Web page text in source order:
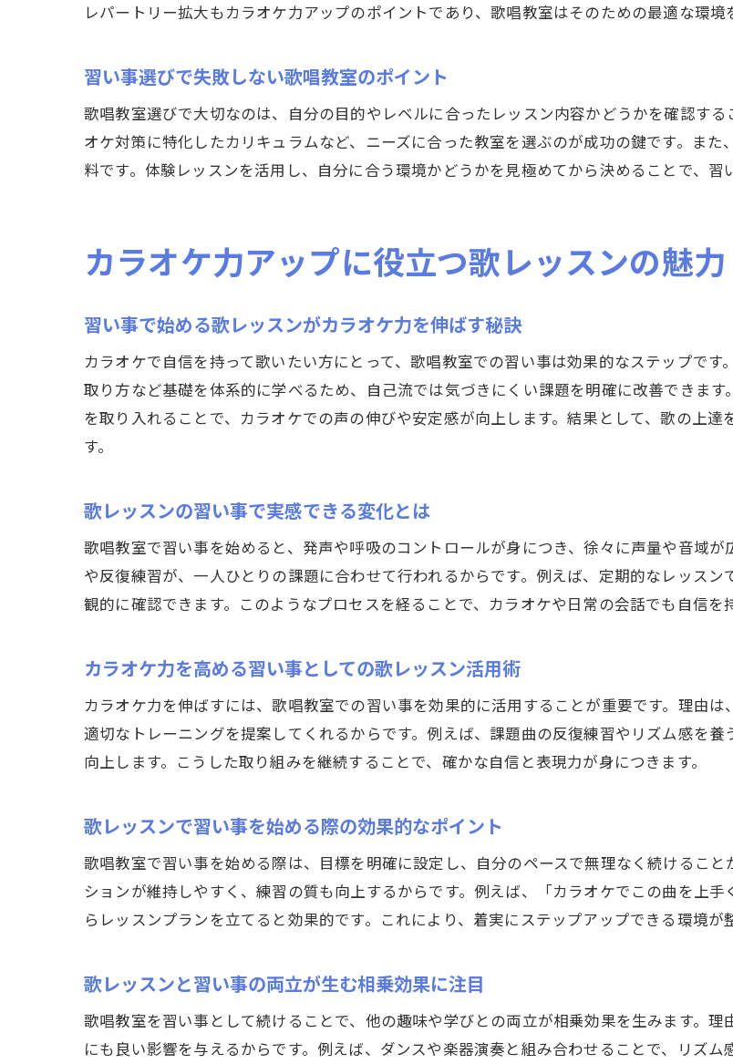
自分らしさを大切にする習い事のレッス
歌唱教室と習い事で叶える理想の自分探し
声の出し方教室で学ぶ発声と呼吸の基本
習い事で身につく発声と呼吸の基礎テク
呼吸法を習得できる歌唱教室の習い事メ
歌唱教室と習い事の発声トレーニング実
大人のためのボーカルレッスン活用法を解説
習い事として始める大人向けボーカルレ
大人が習い事で楽しむボーカルレッスン
ボーカルレッスン習い事で大人が学ぶ実
継続したレッスンで実感できる歌唱力向上の
習い事の継続が歌唱力向上へ導くポイン
歌唱力アップには習い事の継続が大切な
歌唱レッスン習い事で実感する成長の瞬
習い事で歌唱力が上達しやすいレッスン
歌唱教室の習い事でモチベーションを保
レパートリー拡大もカラオケ力アップのポイントであり、歌唱教室はそのための最適な環境
習い事選びで失敗しない歌唱教室のポイント
歌唱教室選びで大切なのは、自分の目的やレベルに合ったレッスン内容かどうかを確認す
オケ対策に特化したカリキュラムなど、ニーズに合った教室を選ぶのが成功の鍵です。ま
料です。体験レッスンを活用し、自分に合う環境かどうかを見極めてから決めることで、習
カラオケ力アップに役立つ歌レッスンの魅力
習い事で始める歌レッスンがカラオケ力を伸ばす秘訣
カラオケで自信を持って歌いたい方にとって、歌唱教室での習い事は効果的なステップで
取り方など基礎を体系的に学べるため、自己流では気づきにくい課題を明確に改善できま
を取り入れることで、カラオケでの声の伸びや安定感が向上します。結果として、歌の上
す。
歌レッスンの習い事で実感できる変化とは
歌唱教室で習い事を始めると、発声や呼吸のコントロールが身につき、徐々に声量や音域
や反復練習が、一人ひとりの課題に合わせて行われるからです。例えば、定期的なレッス
観的に確認できます。このようなプロセスを経ることで、カラオケや日常の会話でも自信を
カラオケ力を高める習い事としての歌レッスン活用術
カラオケ力を伸ばすには、歌唱教室での習い事を効果的に活用することが重要です。理由
適切なトレーニングを提案してくれるからです。例えば、課題曲の反復練習やリズム感を
向上します。こうした取り組みを継続することで、確かな自信と表現力が身につきます。
歌レッスンで習い事を始める際の効果的なポイント
歌唱教室で習い事を始める際は、目標を明確に設定し、自分のペースで無理なく続けるこ
ションが維持しやすく、練習の質も向上するからです。例えば、「カラオケでこの曲を上
らレッスンプランを立てると効果的です。これにより、着実にステップアップできる環境が
歌レッスンと習い事の両立が生む相乗効果に注目
歌唱教室を習い事として続けることで、他の趣味や学びとの両立が相乗効果を生みます。
にも良い影響を与えるからです。例えば、ダンスや楽器演奏と組み合わせることで、リズ
公式ラジオ番組「ダンスのとなり」スタ
公式ラジオ番組「ダンスのとなり」スタ